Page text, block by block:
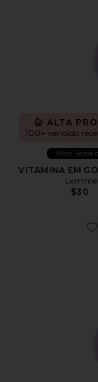
ALTA
100+ vendido
Mais
VITAMINA EM
Lemme
$30